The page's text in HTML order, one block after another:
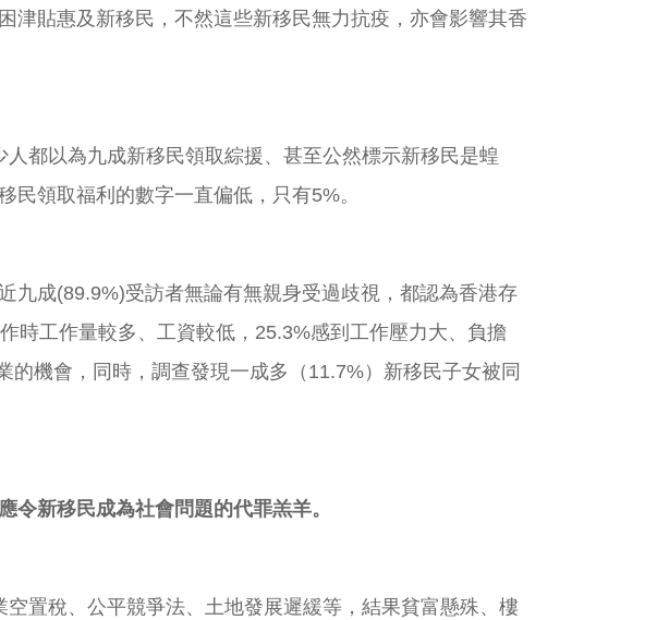
津貼惠及新移民，不然這些新移民無力抗疫，亦會影響其香
都以為九成新移民領取綜援、甚至公然標示新移民是蝗
領取福利的數字一直偏低，只有5%。
九成(89.9%)受訪者無論有無親身受過歧視，都認為香港存
時工作量較多、工資較低，25.3%感到工作壓力大、負擔
機會，同時，調查發現一成多（11.7%）新移民子女被同
新移民成為社會問題的代罪羔羊。
置稅、公平競爭法、土地發展遲緩等，結果貧富懸殊、樓